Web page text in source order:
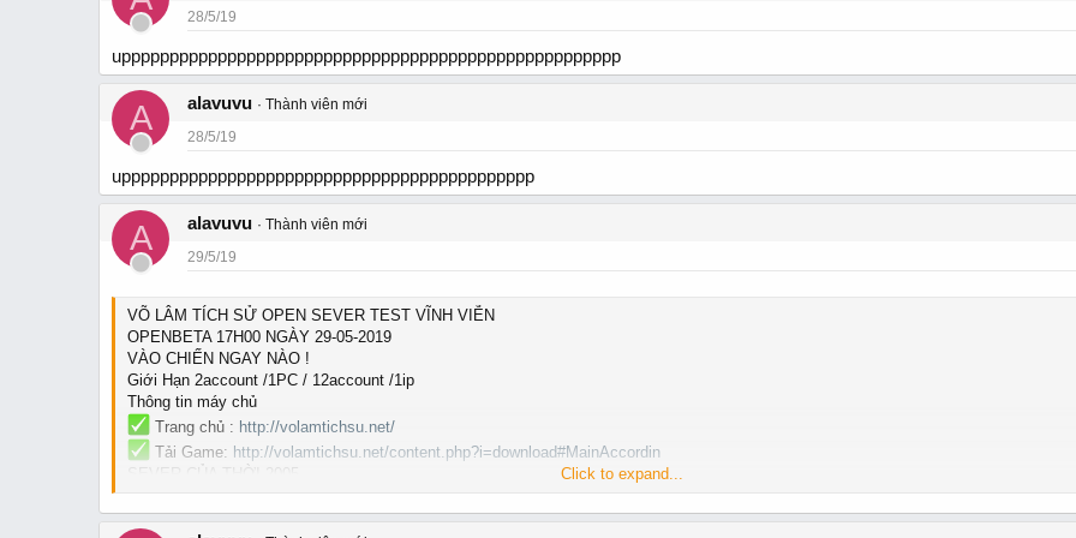
28/5/19
upppppppppppppppppppppppppppppppppppppppppppppppppppp
A alavuvu
Thành viên mới
28/5/19
uppppppppppppppppppppppppppppppppppppppppppp
A alavuvu
Thành viên mới
29/5/19
VÕ LÂM TÍCH SỬ OPEN SEVER TEST VĨNH VIỄN
OPENBETA 17H00 NGÀY 29-05-2019
VÀO CHIẾN NGAY NÀO !
Giới Hạn 2account /1PC / 12account /1ip
Thông tin máy chủ
Trang chủ : http://volamtichsu.net/
Tải Game: http://volamtichsu.net/content.php?i=download#MainAccordin
HỖ TRỢ TÂN THỦ
Click to expand...